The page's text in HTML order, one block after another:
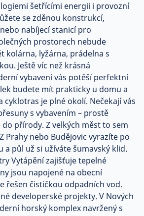
šetřícími energii i provozní
se zděnou konstrukcí,
nabíjecí stanicí pro
prostorech nebude
kolárna, lyžárna, prádelna s
Ještě víc než krásná
vybavení vás potěší perfektní
budete mít prakticky u domu a
cyklotras je plné okolí. Nečekají vás
s vybavením – prostě
přírody. Z velkých měst to sem
Prahy nebo Budějovic vyrazíte po
a půl už si užíváte šumavský klid.
Vytápění zajišťuje tepelné
jsou napojené na obecní
řešen čističkou odpadních vod.
developerské projekty. V Nových
horský komplex navržený s